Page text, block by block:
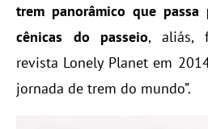
trem panorâmico que passa
cênicas do passeio, aliás,
revista Lonely Planet em
jornada de trem do mundo”.